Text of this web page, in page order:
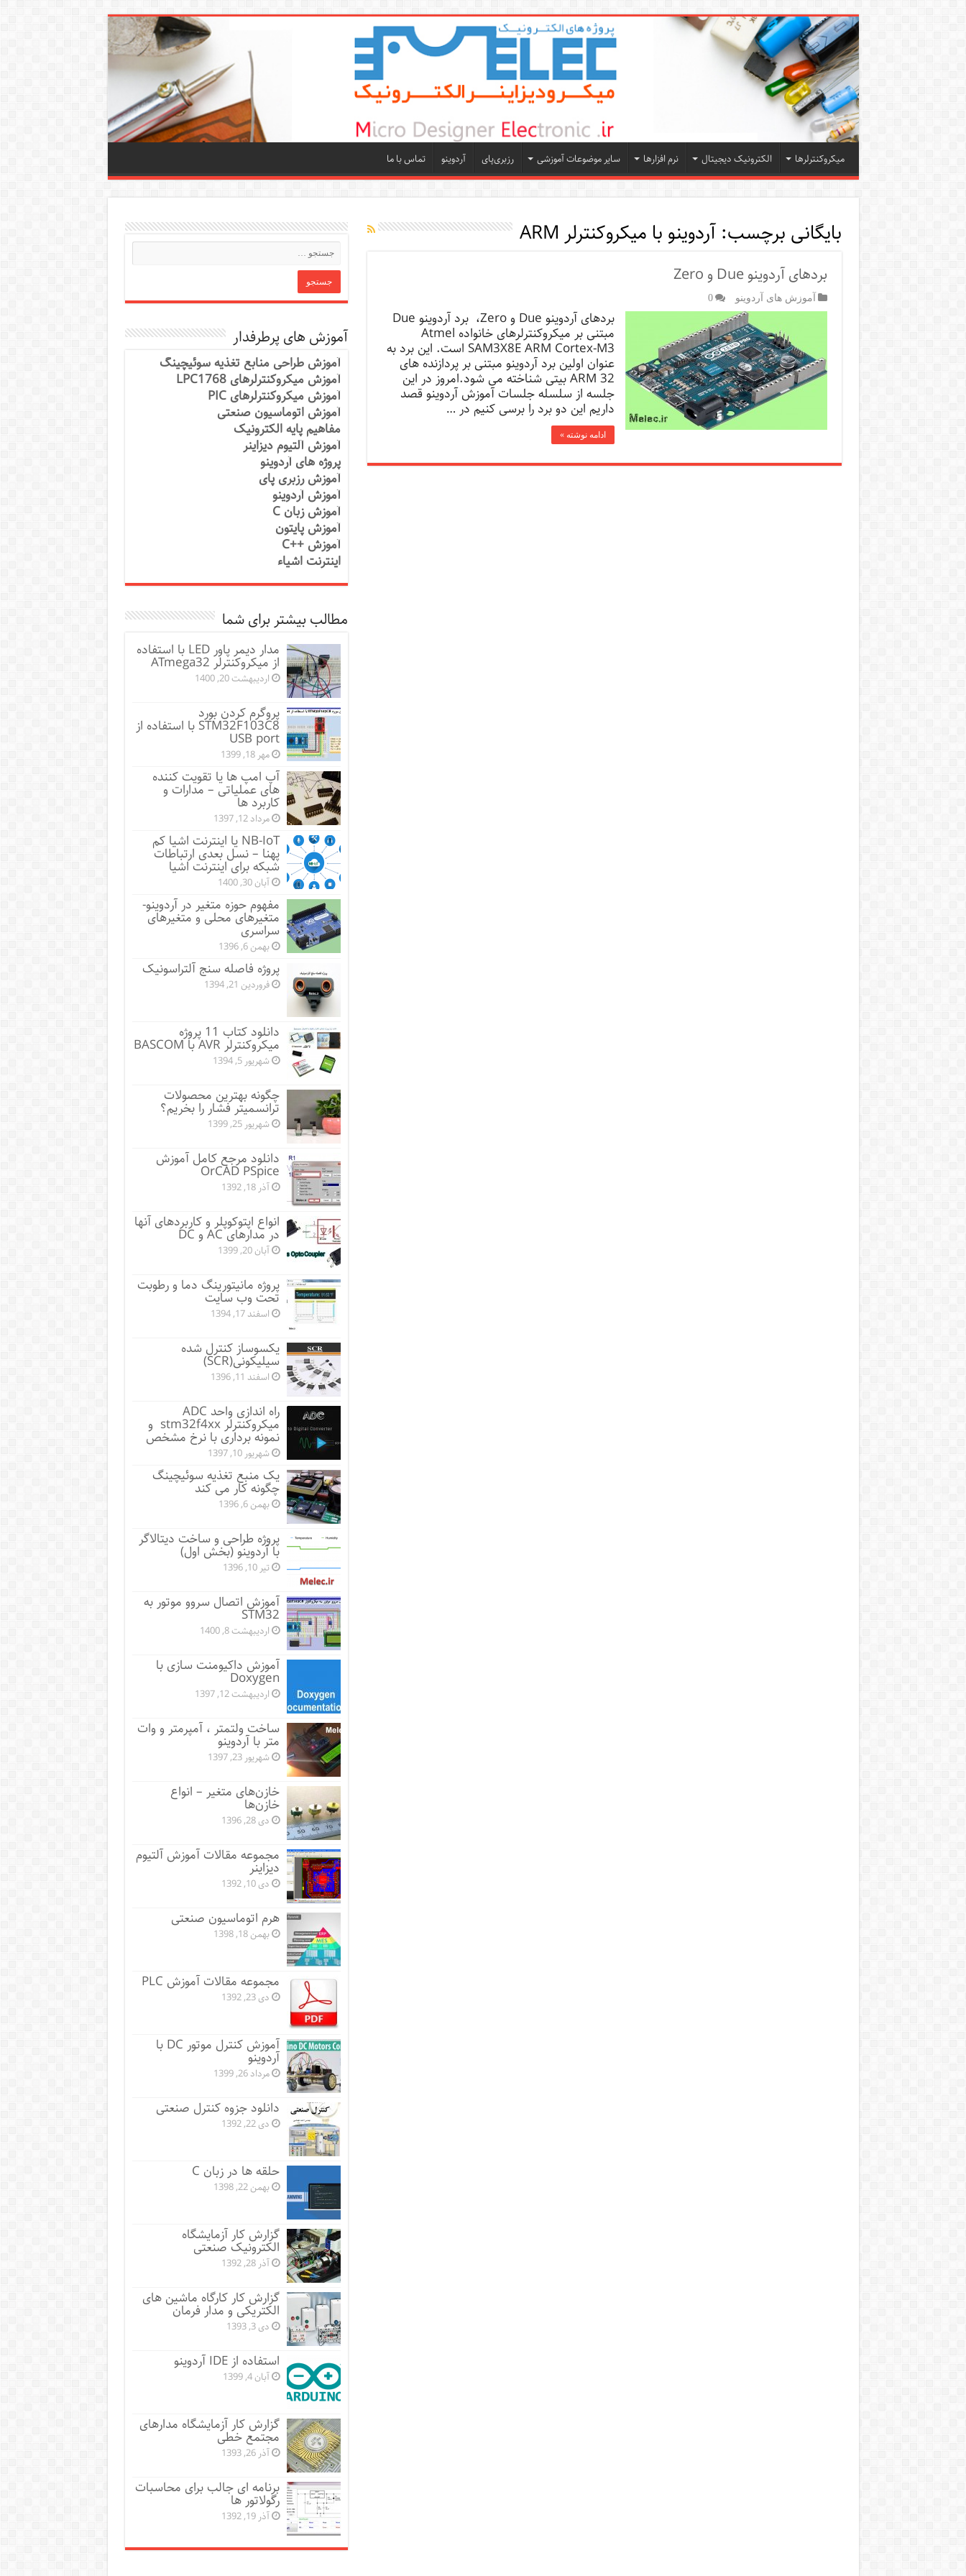
میکروکنترلرها الکترونیک دیجیتال نرم افزارها سایر موضوعات آموزشی رزبری‌پای آردوینو تماس با ما
بایگانی برچسب:آردوینو با میکروکنترلر ARM
بردهای آردوینو Due و Zero
آموزش های آردوینو 0
بردهای آردوینو Due و Zero، برد آردوینو Due
مبتنی بر میکروکنترلرهای خانواده Atmel
SAM3X8E ARM Cortex-M3 است. این برد به
عنوان اولین برد آردوینو مبتنی بر پردازنده های
ARM 32 بیتی شناخته می شود.امروز در این
جلسه از سلسله جلسات آموزش آردوینو قصد
داریم این دو برد را برسی کنیم در …
ادامه نوشته »
آموزش های پرطرفدار
آموزش طراحی منابع تغذیه سوئیچینگ
آموزش میکروکنترلرهای LPC1768
آموزش میکروکنترلرهای PIC
آموزش اتوماسیون صنعتی
مفاهیم پایه الکترونیک
آموزش آلتیوم دیزاینر
پروژه های آردوینو
آموزش رزبری پای
آموزش آردوینو
آموزش زبان C
آموزش پایتون
آموزش ++C
اینترنت اشیاء
مطالب بیشتر برای شما
مدار دیمر پاور LED با استفاده
از میکروکنترلر ATmega32
اردیبهشت 20, 1400
پروگرم کردن بورد
STM32F103C8 با استفاده از
USB port
مهر 18, 1399
آپ امپ ها یا تقویت کننده
های عملیاتی – مدارات و
کاربرد ها
مرداد 12, 1397
NB-IoT یا اینترنت اشیا کم
پهنا – نسل بعدی ارتباطات
شبکه برای اینترنت اشیا
آبان 30, 1400
مفهوم حوزه متغیر در آردوینو-
متغیرهای محلی و متغیرهای
سراسری
بهمن 6, 1396
پروژه فاصله سنج آلتراسونیک
فروردین 21, 1394
دانلود کتاب 11 پروژه
میکروکنترلر AVR با BASCOM
شهریور 5, 1394
چگونه بهترین محصولات
ترانسمیتر فشار را بخریم؟
شهریور 25, 1399
دانلود مرجع کامل آموزش
OrCAD PSpice
آذر 18, 1392
انواع اپتوکوپلر و کاربردهای آنها
در مدارهای AC و DC
آبان 20, 1399
پروژه مانيتورينگ دما و رطوبت
تحت وب سایت
اسفند 17, 1394
یکسوساز کنترل شده
سیلیکونی(SCR)
اسفند 11, 1396
راه اندازی واحد ADC
میکروکنترلر stm32f4xx و
نمونه برداری با نرخ مشخص
شهریور 10, 1397
یک منبع تغذیه سوئیچینگ
چگونه کار می کند
بهمن 6, 1396
پروژه طراحی و ساخت دیتالاگر
با آردوینو (بخش اول)
تیر 10, 1396
آموزش اتصال سروو موتور به
STM32
اردیبهشت 8, 1400
آموزش داکیومنت سازی با
Doxygen
اردیبهشت 12, 1397
ساخت ولتمتر ، آمپرمتر و وات
متر با آردوینو
شهریور 23, 1397
خازن‌های متغیر – انواع
خازن‌ها
دی 28, 1396
مجموعه مقالات آموزش آلتیوم
دیزاینر
دی 10, 1392
هرم اتوماسیون صنعتی
بهمن 18, 1398
مجموعه مقالات آموزش PLC
دی 23, 1392
آموزش کنترل موتور DC با
آردوینو
مرداد 26, 1399
دانلود جزوه کنترل صنعتی
دی 22, 1392
حلقه ها در زبان C
بهمن 22, 1398
گزارش کار آزمایشگاه
الکترونیک صنعتی
آذر 28, 1392
گزارش کار کارگاه ماشین های
الکتریکی و مدار فرمان
دی 3, 1393
استفاده از IDE آردوینو
آبان 4, 1399
گزارش کار آزمایشگاه مدارهای
مجتمع خطی
آذر 26, 1393
برنامه ای جالب برای محاسبات
رگولاتور ها
آذر 19, 1392